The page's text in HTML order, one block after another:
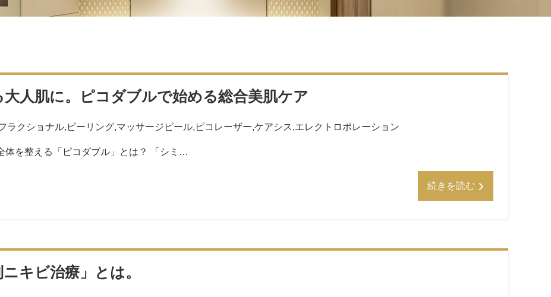
人肌に。ピコダブルで始める総合美肌ケア
ラクショナル, ピーリング,マッサージピール, ピコレーザー,ケアシス,エレクトロポレーション
体を整える「ピコダブル」とは？ 「シミ…
続きを読む
キビ治療」とは。